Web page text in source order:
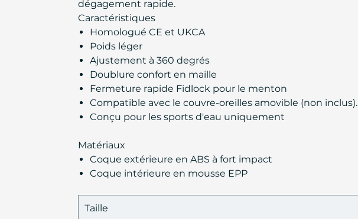
dégagement rapide.
Caractéristiques
Homologué CE et UKCA
Poids léger
Ajustement à 360 degrés
Doublure confort en maille
Fermeture rapide Fidlock pour le menton
Compatible avec le couvre-oreilles amovible (non inclus).
Conçu pour les sports d'eau uniquement
Matériaux
Coque extérieure en ABS à fort impact
Coque intérieure en mousse EPP
Taille